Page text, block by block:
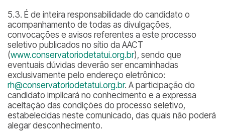
5.3. É de inteira responsabilidade do candidato o
acompanhamento de todas as divulgações,
convocações e avisos referentes a este processo
seletivo publicados no sítio da AACT
(www.conservatoriodetatui.org.br), sendo que
eventuais dúvidas deverão ser encaminhadas
exclusivamente pelo endereço eletrônico:
rh@conservatoriodetatui.org.br. A participação do
candidato implicará no conhecimento e a expressa
aceitação das condições do processo seletivo,
estabelecidas neste comunicado, das quais não poderá
alegar desconhecimento.